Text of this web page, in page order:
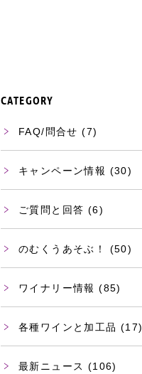
CATEGORY
FAQ/問合せ (7)
キャンペーン情報 (30)
ご質問と回答 (6)
のむくうあそぶ！ (50)
ワイナリー情報 (85)
各種ワインと加工品 (17)
最新ニュース (106)